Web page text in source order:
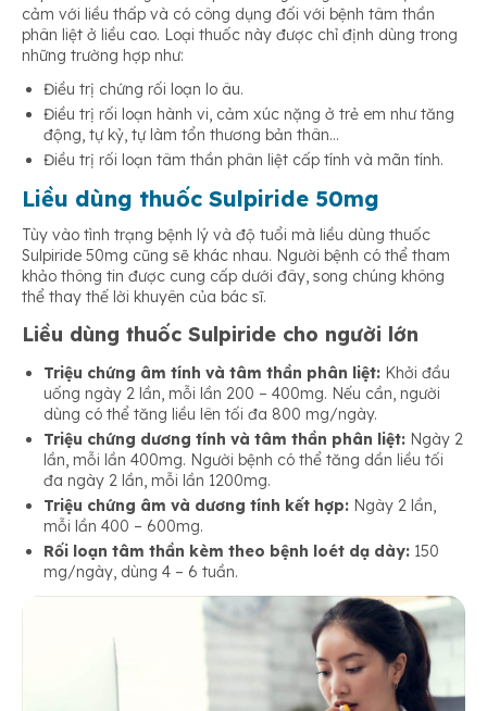
cảm với liều thấp và có công dụng đối với bệnh tâm thần
phân liệt ở liều cao. Loại thuốc này được chỉ định dùng trong
những trường hợp như:
Điều trị chứng rối loạn lo âu.
Điều trị rối loạn hành vi, cảm xúc nặng ở trẻ em như tăng
động, tự kỷ, tự làm tổn thương bản thân…
Điều trị rối loạn tâm thần phân liệt cấp tính và mãn tính.
Liều dùng thuốc Sulpiride 50mg
Tùy vào tình trạng bệnh lý và độ tuổi mà liều dùng thuốc
Sulpiride 50mg cũng sẽ khác nhau. Người bệnh có thể tham
khảo thông tin được cung cấp dưới đây, song chúng không
thể thay thế lời khuyên của bác sĩ.
Liều dùng thuốc Sulpiride cho người lớn
Triệu chứng âm tính và tâm thần phân liệt: Khởi đầu
uống ngày 2 lần, mỗi lần 200 – 400mg. Nếu cần, người
dùng có thể tăng liều lên tối đa 800 mg/ngày.
Triệu chứng dương tính và tâm thần phân liệt: Ngày 2
lần, mỗi lần 400mg. Người bệnh có thể tăng dần liều tối
đa ngày 2 lần, mỗi lần 1200mg.
Triệu chứng âm và dương tính kết hợp: Ngày 2 lần,
mỗi lần 400 – 600mg.
Rối loạn tâm thần kèm theo bệnh loét dạ dày: 150
mg/ngày, dùng 4 – 6 tuần.